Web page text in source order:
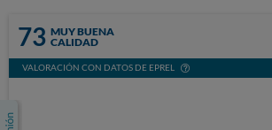
73 MUY BUENA
CALIDAD
VALORACIÓN CON DATOS DE EPREL